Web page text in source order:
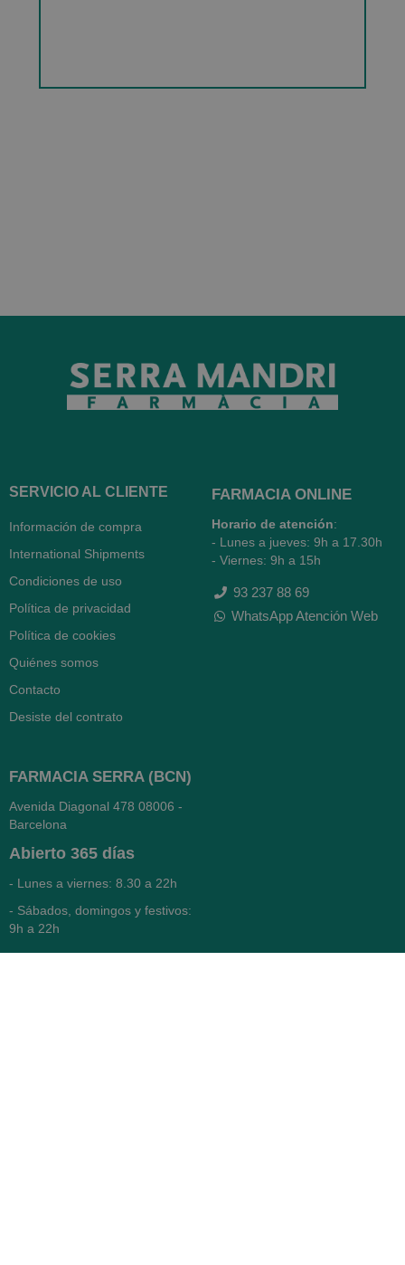
SERVICIO AL CLIENTE
Información de compra
International Shipments
Condiciones de uso
Política de privacidad
Política de cookies
Quiénes somos
Contacto
Desiste del contrato
FARMACIA ONLINE
Horario de atención:
- Lunes a jueves: 9h a 17.30h
- Viernes: 9h a 15h
93 237 88 69
WhatsApp Atención Web
FARMACIA SERRA (BCN)
Avenida Diagonal 478 08006 -
Barcelona
Abierto 365 días
- Lunes a viernes: 8.30 a 22h
- Sábados, domingos y festivos:
9h a 22h